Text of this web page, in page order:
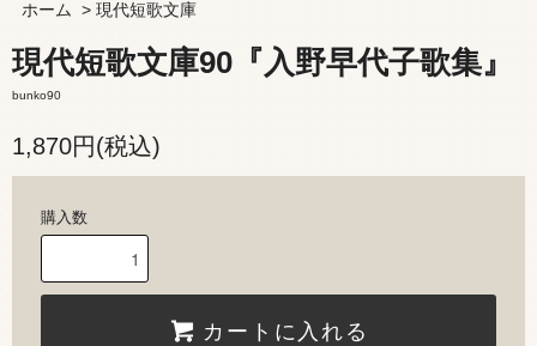
ホーム
> 現代短歌文庫
現代短歌文庫90『入野早代子歌集』
bunko90
1,870円(税込)
購入数
カートに入れる